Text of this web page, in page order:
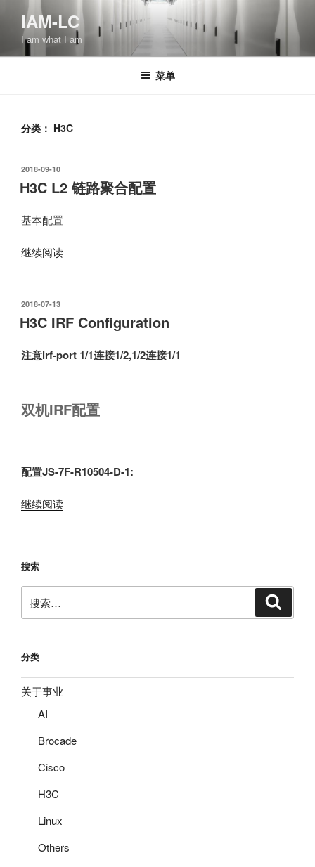
容
IAM-LC
I am what I am
菜单
分类： H3C
发
布
于
2018-09-10
H3C L2 链路聚合配置
基本配置
继续阅读“H3C
聚
配
发
布
于
2018-07-13
H3C IRF Configuration
注意irf-port 1/1连接1/2,1/2连接1/1
双机IRF配置
配置JS-7F-R10504-D-1:
继续阅读“H3C
搜索
索：
分类
关于事业
AI
Brocade
Cisco
H3C
Linux
Others